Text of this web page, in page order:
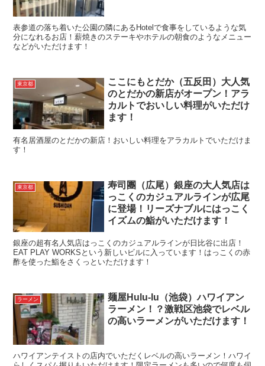
表参道の落ち着いた公園の隣にあるHotelで食事をしているような気
分になれるお店！薪焼きのステーキやホテルの朝食のようなメニュー
などがいただけます！
東京都
ここにもとだか（五反田）大人気
のとだかの新店がオープン！アラ
カルトでおいしい料理がいただけ
ます！
有名居酒屋のとだかの新店！おいしい料理をアラカルトでいただけま
す！
東京都
寿司團（広尾）銀座の大人気店は
っこくのカジュアルラインが広尾
に登場！リーズナブルにはっこく
イズムの鮨がいただけます！
銀座の超有名人気店はっこくのカジュアルラインが日比谷に出店！
EAT PLAY WORKSという新しいビルに入っています！はっこくの赤
酢を使った鮨をさくっといただけます！
ラーメン
麺屋Hulu-lu（池袋）ハワイアン
ラーメン！？激戦区池袋でレベル
の高いラーメンがいただけます！
ハワイアンテイストの店内でいただくレベルの高いラーメン！ハワイ